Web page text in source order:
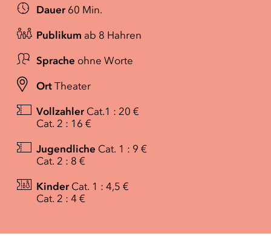
Dauer 60 Min.
Publikum ab 8 Hahren
Sprache ohne Worte
Ort Theater
Vollzahler Cat.1 : 20 €
Cat. 2 : 16 €
Jugendliche Cat. 1 : 9 €
Cat. 2 : 8 €
Kinder Cat. 1 : 4,5 €
Cat. 2 : 4 €